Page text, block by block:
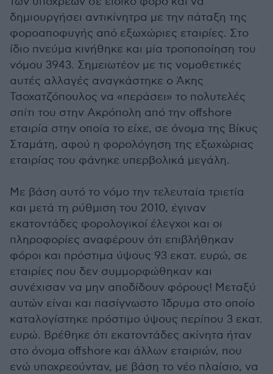
δημιουργήσει αντικίνητρα με την πάταξη της
φοροαποφυγής από εξωχώριες εταιρίες. Στο
ίδιο πνεύμα κινήθηκε και μία τροποποίηση του
νόμου 3943. Σημειωτέον με τις νομοθετικές
αυτές αλλαγές αναγκάστηκε ο Άκης
Τσοχατζόπουλος να «περάσει» το πολυτελές
σπίτι του στην Ακρόπολη από την offshore
εταιρία στην οποία το είχε, σε όνομα της Βίκυς
Σταμάτη, αφού η φορολόγηση της εξωχώριας
εταιρίας του φάνηκε υπερβολικά μεγάλη.
Με βάση αυτό το νόμο την τελευταία τριετία
και μετά τη ρύθμιση του 2010, έγιναν
εκατοντάδες φορολογικοί έλεγχοι και οι
πληροφορίες αναφέρουν ότι επιβλήθηκαν
φόροι και πρόστιμα ύψους 93 εκατ. ευρώ, σε
εταιρίες που δεν συμμορφώθηκαν και
συνέχισαν να μην αποδίδουν φόρους! Μεταξύ
αυτών είναι και πασίγνωστο Ίδρυμα στο οποίο
καταλογίστηκε πρόστιμο ύψους περίπου 3 εκατ.
ευρώ. Βρέθηκε ότι εκατοντάδες ακίνητα ήταν
στο όνομα offshore και άλλων εταιριών, που
ενώ υποχρεούνταν, με βάση το νέο πλαίσιο, να